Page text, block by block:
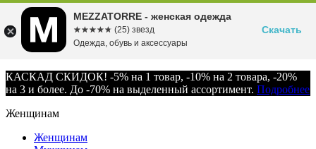
КАСКАД СКИДОК! -5% на 1 товар, -10% на 2 товара, -20%
на 3 и более. До -70% на выделенный ассортимент. Подробнее
Женщинам
Женщинам
MEZZATORRE - женская одежда
☆☆☆☆☆
★★★★★ (25) звезд
Одежда, обувь и аксессуары
Скачать